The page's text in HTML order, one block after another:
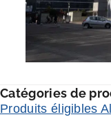
Catégories de
Produits éligibles